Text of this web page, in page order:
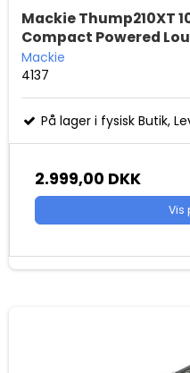
Mackie Thump210XT
Compact Powered
Mackie
4137
På lager i fysisk Butik,
2.999,00 DKK
Vis